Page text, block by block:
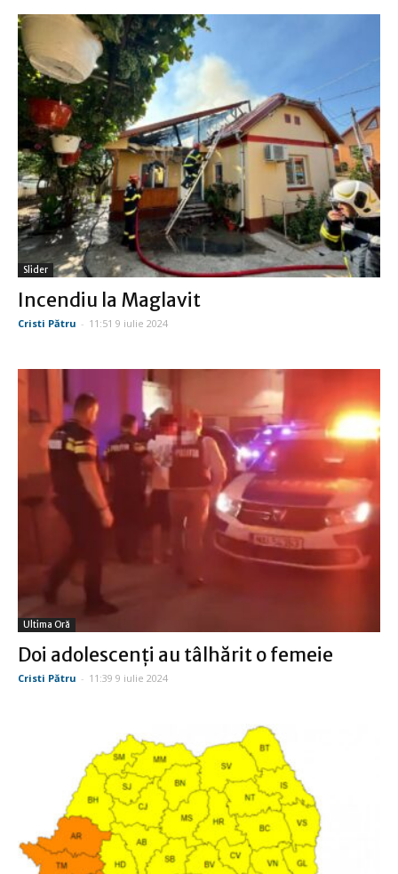
Slider
Incendiu la Maglavit
Cristi Pătru - 11:51 9 iulie 2024
Ultima Oră
Doi adolescenți au tâlhărit o femeie
Cristi Pătru - 11:39 9 iulie 2024